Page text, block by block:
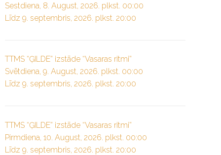
Sestdiena, 8. August, 2026. plkst. 00:00
Līdz 9. septembris, 2026. plkst. 20:00
TTMS “ĢILDE” izstāde “Vasaras ritmi”
Svētdiena, 9. August, 2026. plkst. 00:00
Līdz 9. septembris, 2026. plkst. 20:00
TTMS “ĢILDE” izstāde “Vasaras ritmi”
Pirmdiena, 10. August, 2026. plkst. 00:00
Līdz 9. septembris, 2026. plkst. 20:00